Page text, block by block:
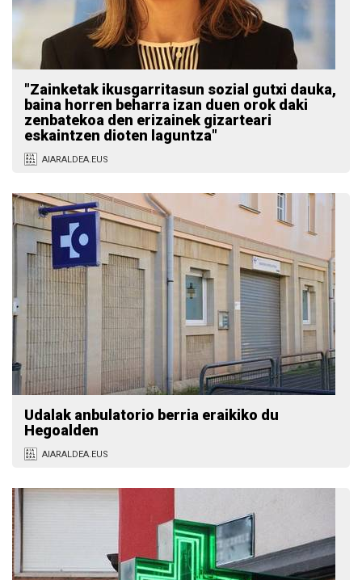
"Zainketak ikusgarritasun sozial gutxi dauka,
baina horren beharra izan duen orok daki
zenbatekoa den erizainek gizarteari
eskaintzen dioten laguntza"
AIARALDEA.EUS
Udalak anbulatorio berria eraikiko du
Hegoalden
AIARALDEA.EUS